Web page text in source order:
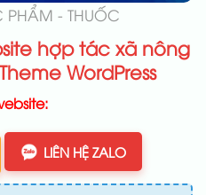
PHẨM - THUỐC
hợp tác xã nông
WordPress
LIÊN HỆ ZALO